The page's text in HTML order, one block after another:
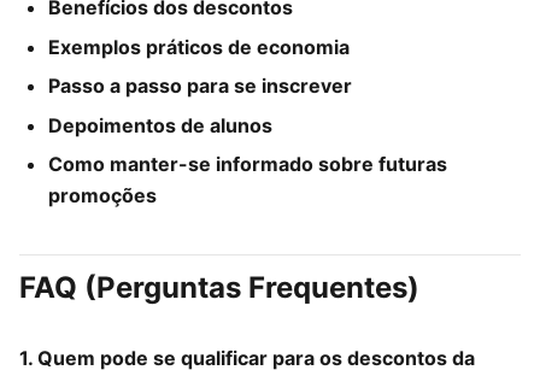
Benefícios dos descontos
Exemplos práticos de economia
Passo a passo para se inscrever
Depoimentos de alunos
Como manter-se informado sobre futuras
promoções
FAQ (Perguntas Frequentes)
1. Quem pode se qualificar para os descontos da